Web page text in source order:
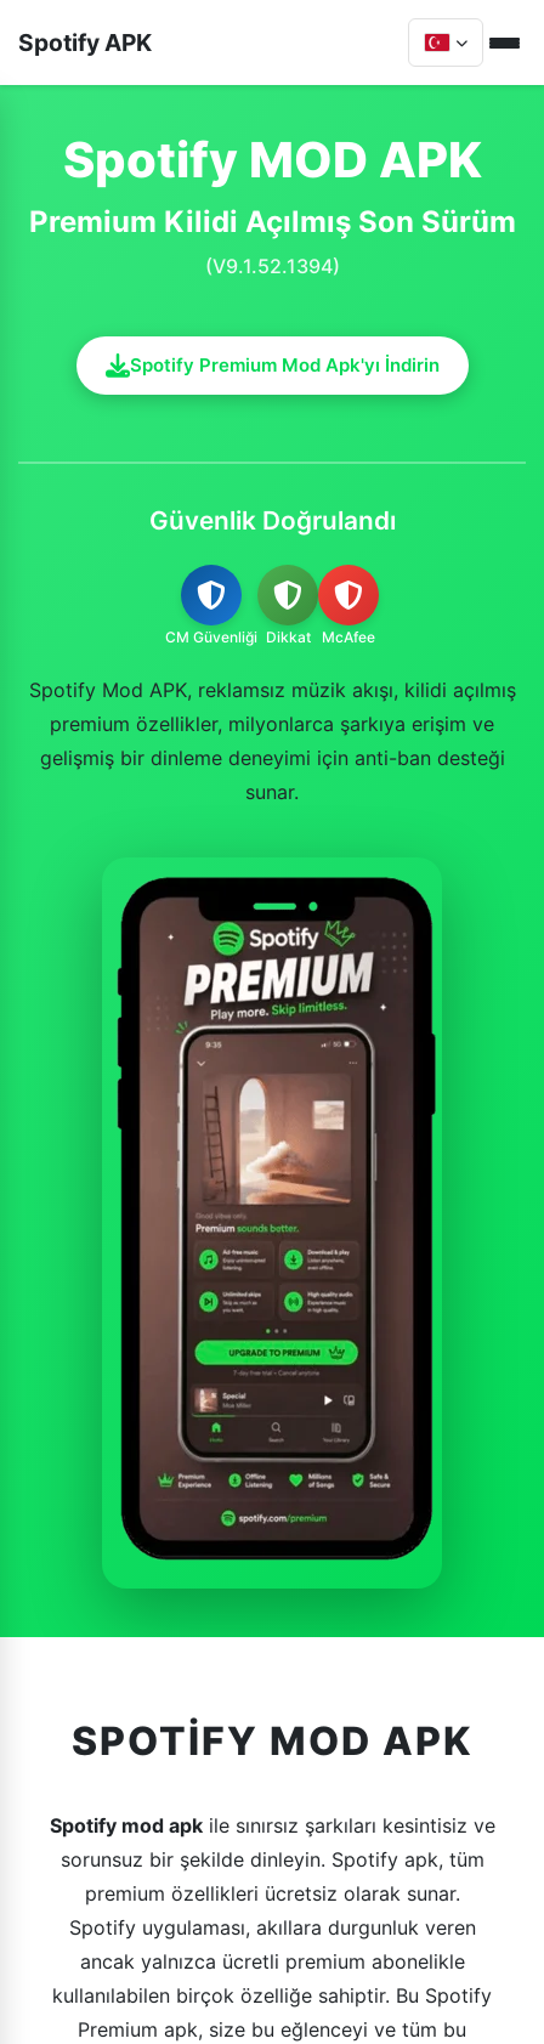
Spotify APK
Spotify MOD APK
Premium Kilidi Açılmış Son Sürüm
(V9.1.52.1394)
Spotify Premium Mod Apk'yı İndirin
Güvenlik Doğrulandı
CM Güvenliği Dikkat McAfee
Spotify Mod APK, reklamsız müzik akışı, kilidi açılmış
premium özellikler, milyonlarca şarkıya erişim ve
gelişmiş bir dinleme deneyimi için anti-ban desteği
sunar.
SPOTIFY MOD APK
Spotify mod apkile sınırsız şarkıları kesintisiz ve
sorunsuz bir şekilde dinleyin. Spotify apk, tüm
premium özellikleri ücretsiz olarak sunar.
Spotify uygulaması, akıllara durgunluk veren
ancak yalnızca ücretli premium abonelikle
kullanılabilen birçok özelliğe sahiptir. Bu Spotify
Premium apk, size bu eğlenceyi ve tüm bu